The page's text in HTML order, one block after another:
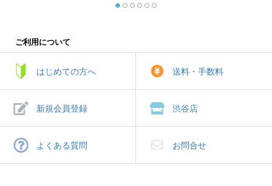
ご利用について
はじめての方へ 送料・手数料
新規会員登録 渋谷店
よくある質問 お問合せ